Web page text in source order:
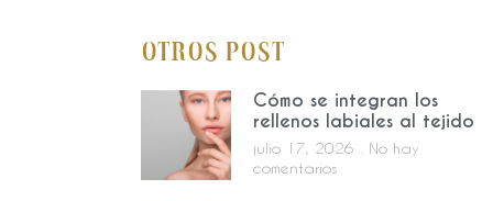
Otros Post
Cómo se integran los
rellenos labiales al tejido
julio 17, 2026
No hay
comentarios